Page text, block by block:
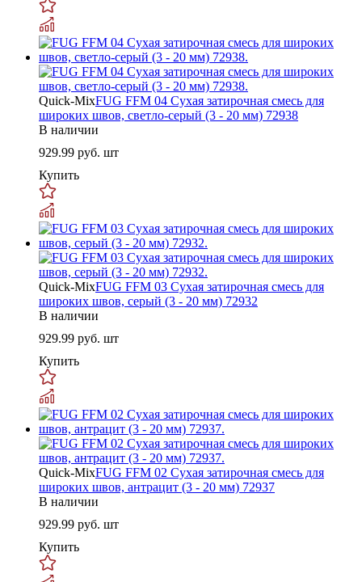
Quick-MixFUG FFM 04 Сухая затирочная смесь для
широких швов, светло-серый (3 - 20 мм) 72938
В наличии
929.99 руб. шт
Купить
Quick-MixFUG FFM 03 Сухая затирочная смесь для
широких швов, серый (3 - 20 мм) 72932
В наличии
929.99 руб. шт
Купить
Quick-MixFUG FFM 02 Сухая затирочная смесь для
широких швов, антрацит (3 - 20 мм) 72937
В наличии
929.99 руб. шт
Купить